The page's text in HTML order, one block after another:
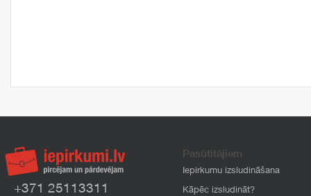
+371 25113311
Pasūtītājiem
Iepirkumu izsludināšana
Kāpēc izsludināt?